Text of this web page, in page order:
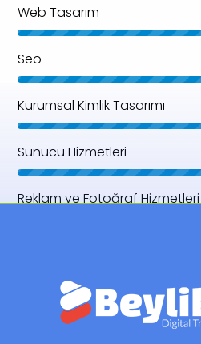
Web Tasarım
Seo
Kurumsal Kimlik Tasarımı
Sunucu Hizmetleri
Reklam ve Fotoğraf Hizmetleri